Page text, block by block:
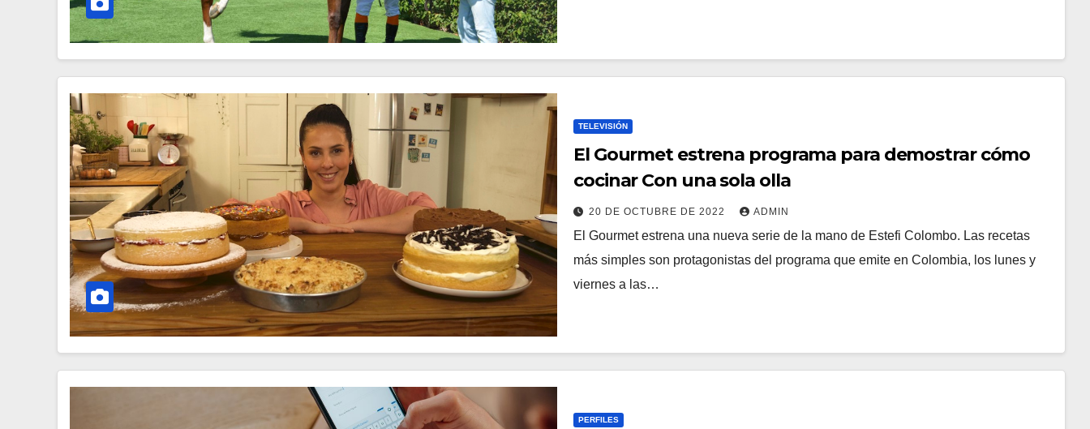
TELEVISIÓN
El Gourmet estrena programa para demostrar cómo
cocinar Con una sola olla
20 DE OCTUBRE DE 2022 ADMIN
El Gourmet estrena una nueva serie de la mano de Estefi Colombo. Las recetas
más simples son protagonistas del programa que emite en Colombia, los lunes y
viernes a las…
PERFILES